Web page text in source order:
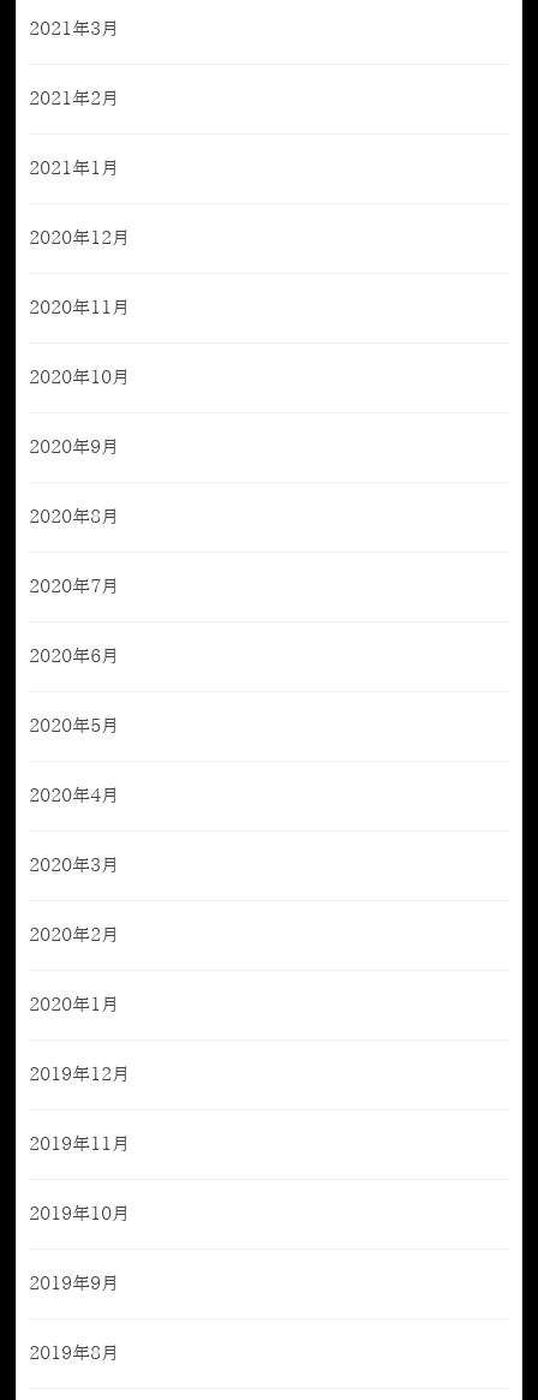
2021年3月
2021年2月
2021年1月
2020年12月
2020年11月
2020年10月
2020年9月
2020年8月
2020年7月
2020年6月
2020年5月
2020年4月
2020年3月
2020年2月
2020年1月
2019年12月
2019年11月
2019年10月
2019年9月
2019年8月